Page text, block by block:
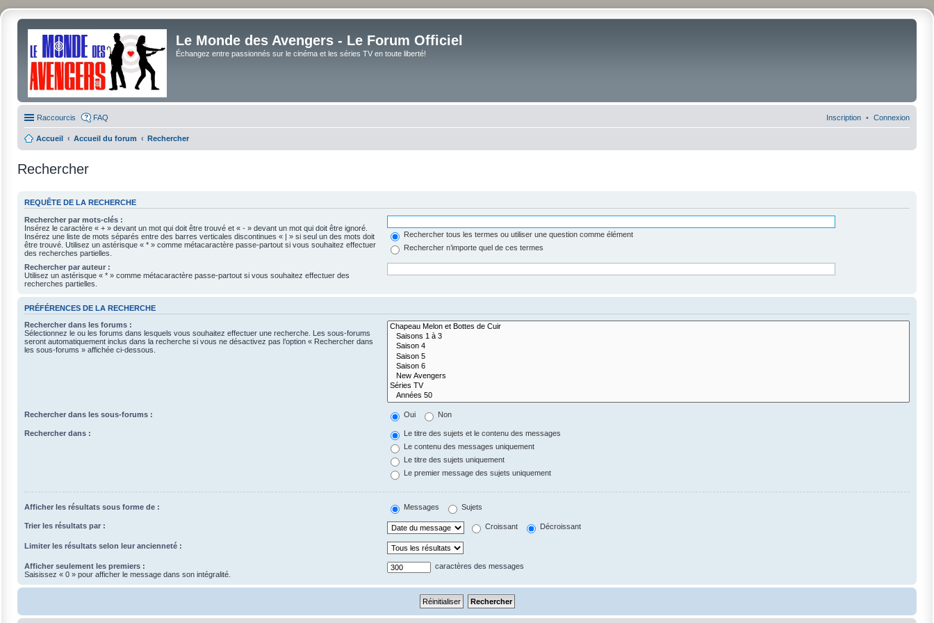
Le Monde des Avengers - Le Forum Officiel
Échangez entre passionnés sur le cinéma et les séries TV en toute liberté!
Raccourcis FAQ Connexion
Inscription
Accueil Accueil du forum Rechercher
Rechercher
REQUÊTE DE LA RECHERCHE
Rechercher par mots-clés :
Insérez le caractère « + » devant un mot qui doit être trouvé et « - » devant un mot qui doit être ignoré.
Insérez une liste de mots séparés entre des barres verticales discontinues « | » si seul un des mots doit
être trouvé. Utilisez un astérisque « * » comme métacaractère passe-partout si vous souhaitez effectuer
des recherches partielles.
Rechercher tous les termes ou utiliser une question comme élément
Rechercher n’importe quel de ces termes
Rechercher par auteur :
Utilisez un astérisque « * » comme métacaractère passe-partout si vous souhaitez effectuer des
recherches partielles.
PRÉFÉRENCES DE LA RECHERCHE
Rechercher dans les forums :
Sélectionnez le ou les forums dans lesquels vous souhaitez effectuer une recherche. Les sous-forums
seront automatiquement inclus dans la recherche si vous ne désactivez pas l’option « Rechercher dans
les sous-forums » affichée ci-dessous.
Rechercher dans les sous-forums : Oui Non
Rechercher dans :
Le titre des sujets et le contenu des messages
Le contenu des messages uniquement
Le titre des sujets uniquement
Le premier message des sujets uniquement
Afficher les résultats sous forme de : Messages Sujets
Trier les résultats par : Croissant Décroissant
Limiter les résultats selon leur ancienneté :
Afficher seulement les premiers :
Saisissez « 0 » pour afficher le message dans son intégralité.
caractères des messages